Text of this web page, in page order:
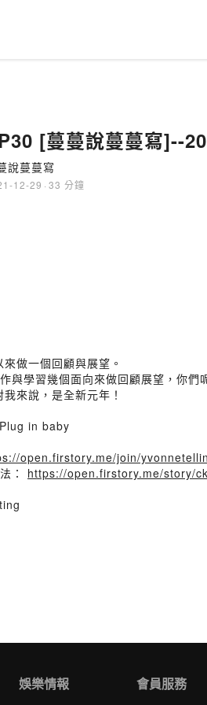
[蔓蔓說蔓蔓寫]--
說蔓蔓寫
12-29 · 33 分鐘
做一個回顧與展望。
與學習幾個面向來做回顧展望，你
來說，是全新元年！
in baby
open.firstory.me/join/
： https://open.firstory.me/story/
娛樂情報 會員服務